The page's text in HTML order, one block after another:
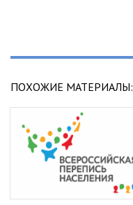
ПОХОЖИЕ МАТЕРИАЛЫ: